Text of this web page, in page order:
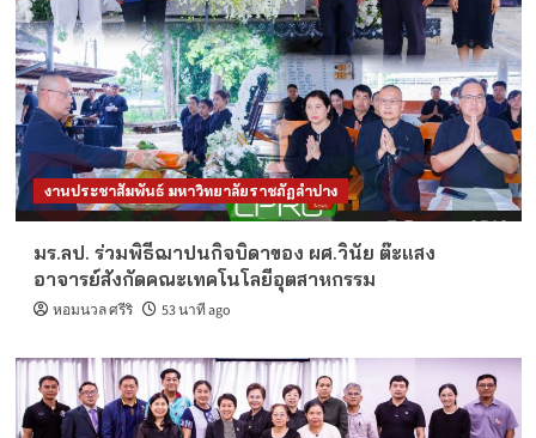
งานประชาสัมพันธ์ มหาวิทยาลัยราชภัฏลำปาง
มร.ลป. ร่วมพิธีฌาปนกิจบิดาของ ผศ.วินัย ต๊ะแสง
อาจารย์สังกัดคณะเทคโนโลยีอุตสาหกรรม
หอมนวล ศรีริ 53 นาที ago